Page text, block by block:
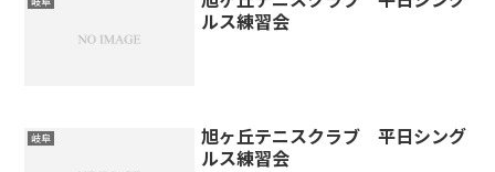
ルス練習会
岐阜
旭ヶ丘テニスクラブ 平日シング
ルス練習会